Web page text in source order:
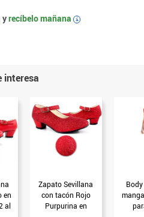
yrecíbelo mañana i
interesa
en
al
Zapato Sevillana
con tacón Rojo
Purpurina en